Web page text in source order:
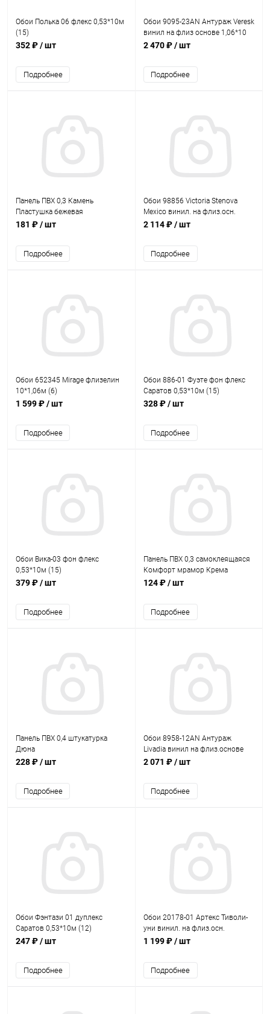
Обои Полька 06 флекс 0,53*10м
(15)
352 ₽/ шт
Подробнее
Обои 9095-23AN Антураж Veresk
винил на флиз основе 1,06*10
(6)
2 470 ₽/ шт
Подробнее
Панель ПВХ 0,3 Камень
Пластушка бежевая
181 ₽/ шт
Подробнее
Обои 98856 Victoria Stenova
Mexico винил. на флиз.осн.
10,05*1,06м (6)
2 114 ₽/ шт
Подробнее
Обои 652345 Mirage флизелин
10*1,06м (6)
1 599 ₽/ шт
Подробнее
Обои 886-01 Фуэте фон флекс
Саратов 0,53*10м (15)
328 ₽/ шт
Подробнее
Обои Вика-03 фон флекс
0,53*10м (15)
379 ₽/ шт
Подробнее
Панель ПВХ 0,3 самоклеящаяся
Комфорт мрамор Крема
124 ₽/ шт
Подробнее
Панель ПВХ 0,4 штукатурка
Дюна
228 ₽/ шт
Подробнее
Обои 8958-12AN Антураж
Livadia винил на флиз.основе
10*1,06м (6)
2 071 ₽/ шт
Подробнее
Обои Фэнтази 01 дуплекс
Саратов 0,53*10м (12)
247 ₽/ шт
Подробнее
Обои 20178-01 Артекс Тиволи-
уни винил. на флиз.осн.
10,05*1,06м (9)
1 199 ₽/ шт
Подробнее